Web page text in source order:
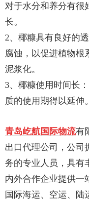
对于水分和养分有很
长。
2、椰糠具有良好的
腐蚀，以促进植物根
泥浆化。
3、椰糠使用时间长
质的使用期得以延伸。
青岛屹航国际物流有
出口代理公司，公司
务的专业人 员，具有
内外合作企业提供一
国际海运、空运、陆